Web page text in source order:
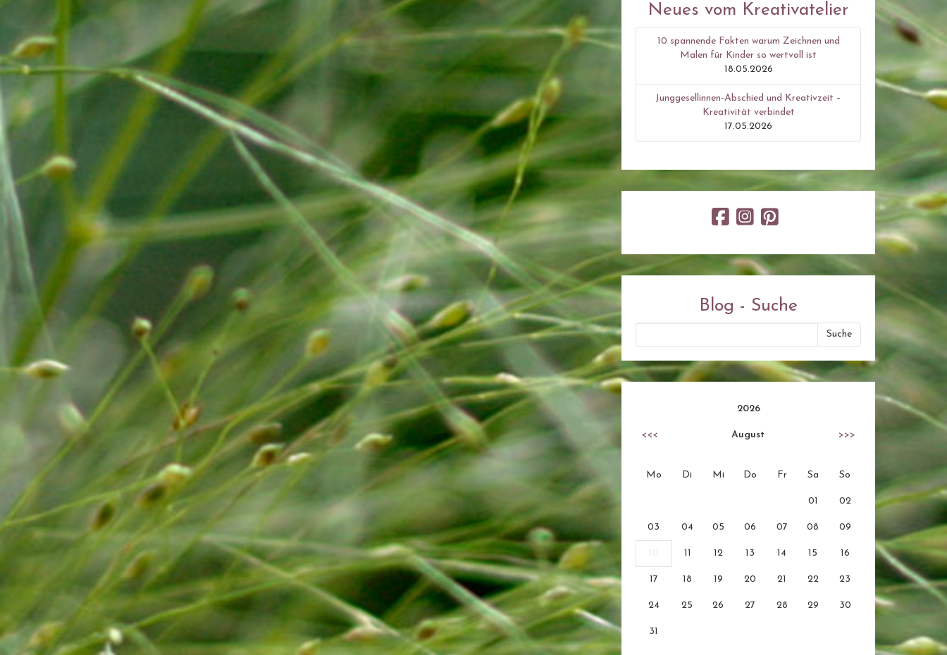
Neues vom Kreativatelier
10 spannende Fakten warum Zeichnen und
Malen für Kinder so wertvoll ist
18.05.2026
Junggesellinnen-Abschied und Kreativzeit –
Kreativität verbindet
17.05.2026
Blog - Suche
2026
<<< August >>>
Mo Di Mi Do Fr Sa So
01 02
03 04 05 06 07 08 09
10 11 12 13 14 15 16
17 18 19 20 21 22 23
24 25 26 27 28 29 30
31